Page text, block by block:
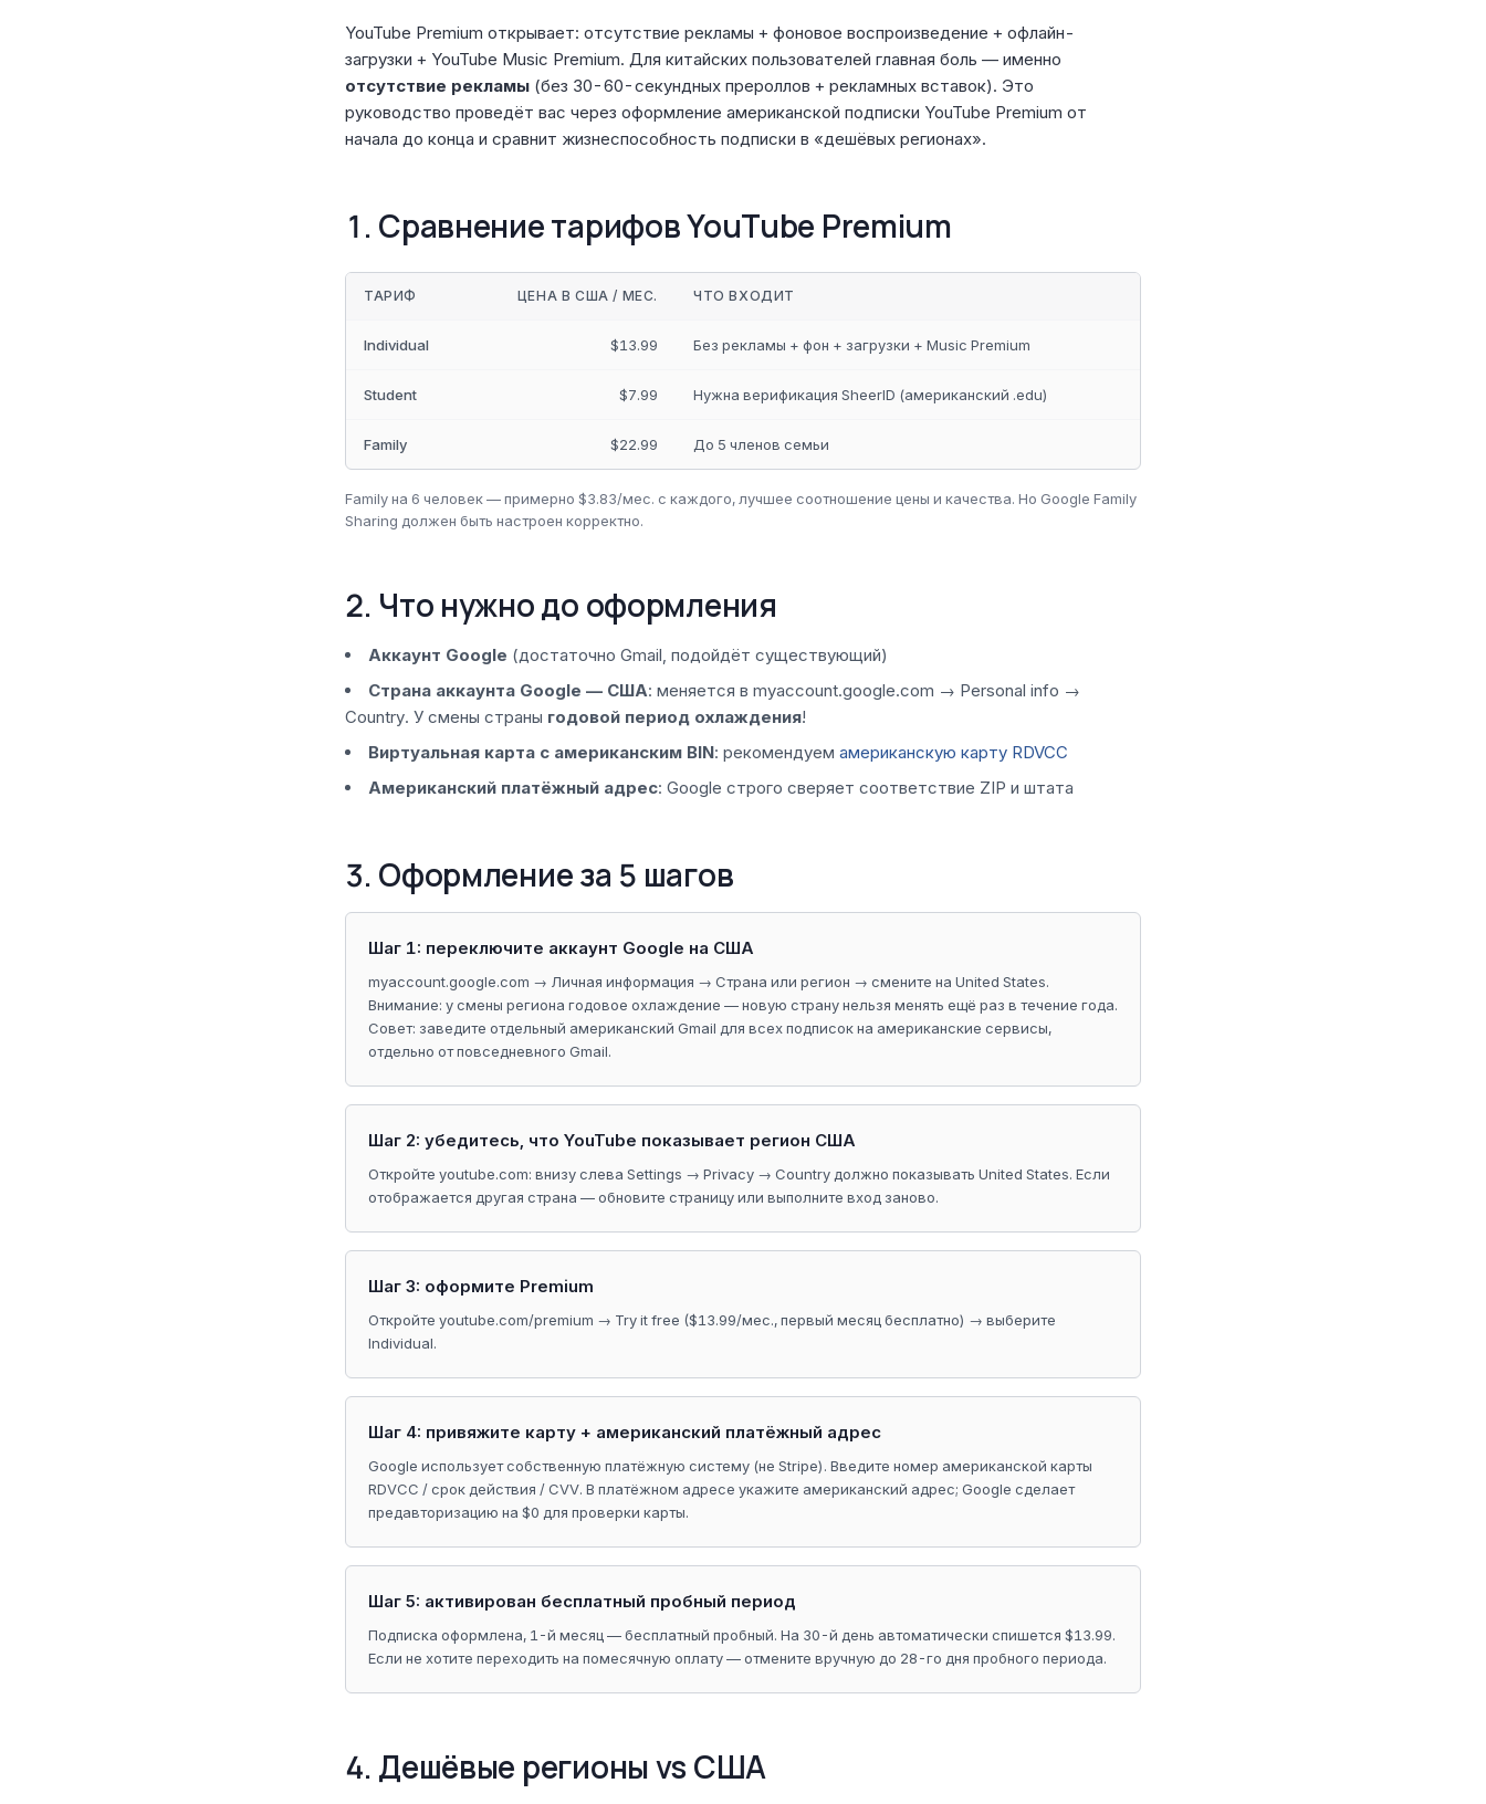
YouTube Premium открывает: отсутствие рекламы + фоновое воспроизведение + офлайн-
загрузки + YouTube Music Premium. Для китайских пользователей главная боль — именно
отсутствие рекламы (без 30-60-секундных прероллов + рекламных вставок). Это
руководство проведёт вас через оформление американской подписки YouTube Premium от
начала до конца и сравнит жизнеспособность подписки в «дешёвых регионах».
1. Сравнение тарифов YouTube Premium
ТАРИФ ЦЕНА В США / МЕС. ЧТО ВХОДИТ
Individual $13.99 Без рекламы + фон + загрузки + Music Premium
Student $7.99 Нужна верификация SheerID (американский .edu)
Family $22.99 До 5 членов семьи
Family на 6 человек — примерно $3.83/мес. с каждого, лучшее соотношение цены и качества. Но Google Family
Sharing должен быть настроен корректно.
2. Что нужно до оформления
Аккаунт Google (достаточно Gmail, подойдёт существующий)
Страна аккаунта Google — США: меняется в myaccount.google.com → Personal info →
Country. У смены страны годовой период охлаждения!
Виртуальная карта с американским BIN: рекомендуем американскую карту RDVCC
Американский платёжный адрес: Google строго сверяет соответствие ZIP и штата
3. Оформление за 5 шагов
Шаг 1: переключите аккаунт Google на США
myaccount.google.com → Личная информация → Страна или регион → смените на United States.
Внимание: у смены региона годовое охлаждение — новую страну нельзя менять ещё раз в течение года.
Совет: заведите отдельный американский Gmail для всех подписок на американские сервисы,
отдельно от повседневного Gmail.
Шаг 2: убедитесь, что YouTube показывает регион США
Откройте youtube.com: внизу слева Settings → Privacy → Country должно показывать United States. Если
отображается другая страна — обновите страницу или выполните вход заново.
Шаг 3: оформите Premium
Откройте youtube.com/premium → Try it free ($13.99/мес., первый месяц бесплатно) → выберите
Individual.
Шаг 4: привяжите карту + американский платёжный адрес
Google использует собственную платёжную систему (не Stripe). Введите номер американской карты
RDVCC / срок действия / CVV. В платёжном адресе укажите американский адрес; Google сделает
предавторизацию на $0 для проверки карты.
Шаг 5: активирован бесплатный пробный период
Подписка оформлена, 1-й месяц — бесплатный пробный. На 30-й день автоматически спишется $13.99.
Если не хотите переходить на помесячную оплату — отмените вручную до 28-го дня пробного периода.
4. Дешёвые регионы vs США